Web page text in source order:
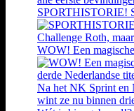
SPORTHISTORIE!
WOW! Een